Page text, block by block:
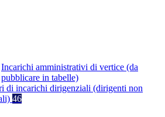
Incarichi amministrativi di vertice (da
pubblicare in tabelle)
di incarichi dirigenziali (dirigenti non
46